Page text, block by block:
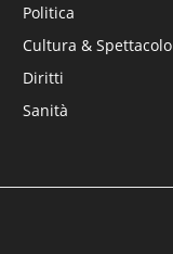
Politica
Cultura & Spettacolo
Diritti
Sanità